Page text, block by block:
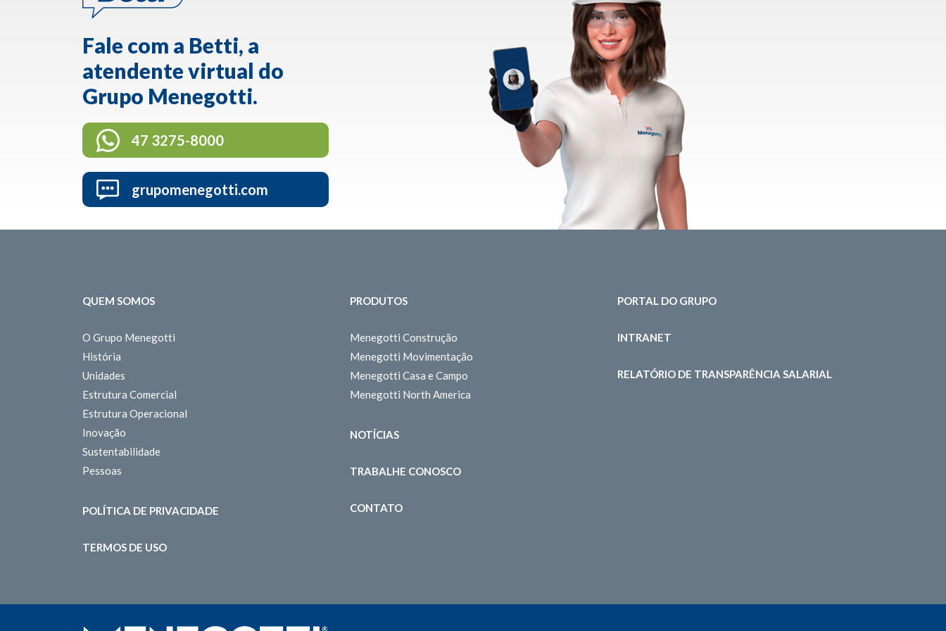
Fale com a Betti, a
atendente virtual do
Grupo Menegotti.
47 3275-8000
grupomenegotti.com
QUEM SOMOS
O Grupo Menegotti
História
Unidades
Estrutura Comercial
Estrutura Operacional
Inovação
Sustentabilidade
Pessoas
POLÍTICA DE PRIVACIDADE
TERMOS DE USO
PRODUTOS
Menegotti Construção
Menegotti Movimentação
Menegotti Casa e Campo
Menegotti North America
NOTÍCIAS
TRABALHE CONOSCO
CONTATO
PORTAL DO GRUPO
INTRANET
RELATÓRIO DE TRANSPARÊNCIA SALARIAL